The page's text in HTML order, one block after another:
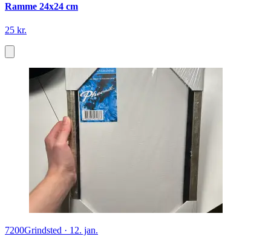
Ramme 24x24 cm
25 kr.
7200Grindsted · 12. jan.